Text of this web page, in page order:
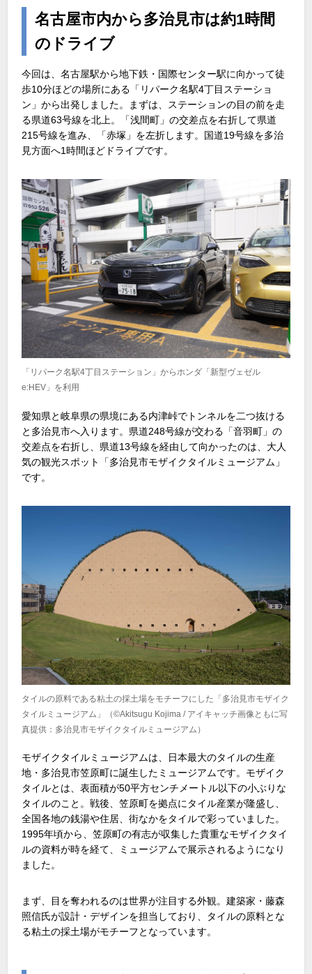
名古屋市内から多治見市は約1時間
のドライブ
今回は、名古屋駅から地下鉄・国際センター駅に向かって徒
歩10分ほどの場所にある「リパーク名駅4丁目ステーショ
ン」から出発しました。まずは、ステーションの目の前を走
る県道63号線を北上。「浅間町」の交差点を右折して県道
215号線を進み、「赤塚」を左折します。国道19号線を多治
見方面へ1時間ほどドライブです。
「リパーク名駅4丁目ステーション」からホンダ「新型ヴェゼル
e:HEV」を利用
愛知県と岐阜県の県境にある内津峠でトンネルを二つ抜ける
と多治見市へ入ります。県道248号線が交わる「音羽町」の
交差点を右折し、県道13号線を経由して向かったのは、大人
気の観光スポット「多治見市モザイクタイルミュージアム」
です。
タイルの原料である粘土の採土場をモチーフにした「多治見市モザイク
タイルミュージアム」（©Akitsugu Kojima / アイキャッチ画像ともに写
真提供：多治見市モザイクタイルミュージアム）
モザイクタイルミュージアムは、日本最大のタイルの生産
地・多治見市笠原町に誕生したミュージアムです。モザイク
タイルとは、表面積が50平方センチメートル以下の小ぶりな
タイルのこと。戦後、笠原町を拠点にタイル産業が隆盛し、
全国各地の銭湯や住居、街なかをタイルで彩っていました。
1995年頃から、笠原町の有志が収集した貴重なモザイクタイ
ルの資料が時を経て、ミュージアムで展示されるようになり
ました。
まず、目を奪われるのは世界が注目する外観。建築家・藤森
照信氏が設計・デザインを担当しており、タイルの原料とな
る粘土の採土場がモチーフとなっています。